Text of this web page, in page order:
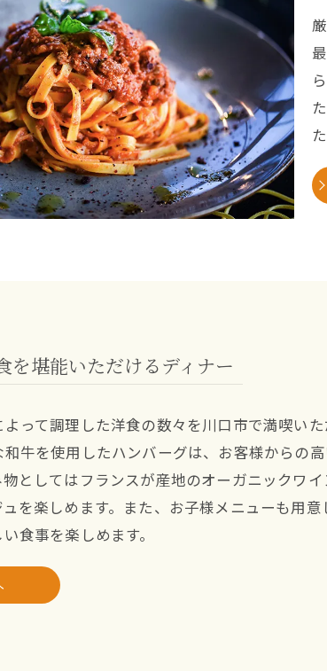
を堪能いただけるディナー
って調理した洋食の数々を川口市で満喫い
牛を使用したハンバーグは、お客様からの
としてはフランスが産地のオーガニックワ
を楽しめます。また、お子様メニューも用
食事を楽しめます。